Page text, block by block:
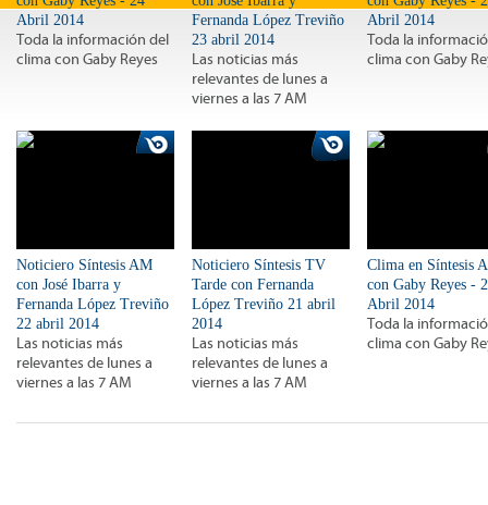
Abril 2014
Toda la información del
clima con Gaby Reyes
Fernanda López Treviño
23 abril 2014
Las noticias más
relevantes de lunes a
viernes a las 7 AM
Abril 2014
Toda la
clima con Gaby
Noticiero Síntesis AM
con José Ibarra y
Fernanda López Treviño
22 abril 2014
Las noticias más
relevantes de lunes a
viernes a las 7 AM
Noticiero Síntesis TV
Tarde con Fernanda
López Treviño 21 abril
2014
Las noticias más
relevantes de lunes a
viernes a las 7 AM
Clima en Síntesis
con Gaby Reyes -
Abril 2014
Toda la
clima con Gaby